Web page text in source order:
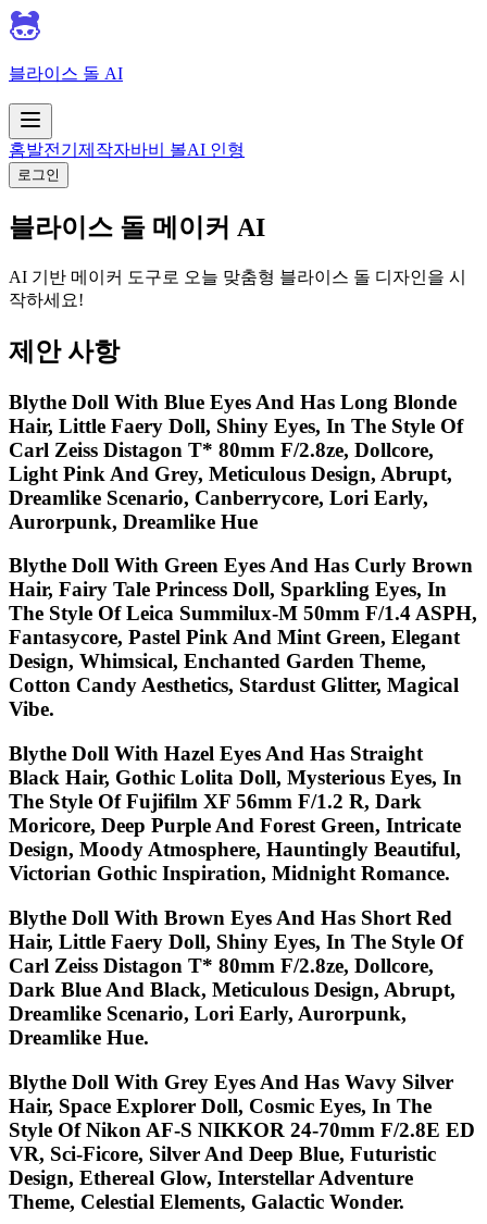
블라이스 돌 AI
홈발전기 제작자바비 볼AI 인형
로그인
블라이스 돌 메이커 AI
AI 기반 메이커 도구로 오늘 맞춤형 블라이스 돌 디자인을 시
작하세요!
제안 사항
Blythe Doll With Blue Eyes And Has Long Blonde
Hair, Little Faery Doll, Shiny Eyes, In The Style Of
Carl Zeiss Distagon T* 80mm F/2.8ze, Dollcore,
Light Pink And Grey, Meticulous Design, Abrupt,
Dreamlike Scenario, Canberrycore, Lori Early,
Aurorpunk, Dreamlike Hue
Blythe Doll With Green Eyes And Has Curly Brown
Hair, Fairy Tale Princess Doll, Sparkling Eyes, In
The Style Of Leica Summilux-M 50mm F/1.4 ASPH,
Fantasycore, Pastel Pink And Mint Green, Elegant
Design, Whimsical, Enchanted Garden Theme,
Cotton Candy Aesthetics, Stardust Glitter, Magical
Vibe.
Blythe Doll With Hazel Eyes And Has Straight
Black Hair, Gothic Lolita Doll, Mysterious Eyes, In
The Style Of Fujifilm XF 56mm F/1.2 R, Dark
Moricore, Deep Purple And Forest Green, Intricate
Design, Moody Atmosphere, Hauntingly Beautiful,
Victorian Gothic Inspiration, Midnight Romance.
Blythe Doll With Brown Eyes And Has Short Red
Hair, Little Faery Doll, Shiny Eyes, In The Style Of
Carl Zeiss Distagon T* 80mm F/2.8ze, Dollcore,
Dark Blue And Black, Meticulous Design, Abrupt,
Dreamlike Scenario, Lori Early, Aurorpunk,
Dreamlike Hue.
Blythe Doll With Grey Eyes And Has Wavy Silver
Hair, Space Explorer Doll, Cosmic Eyes, In The
Style Of Nikon AF-S NIKKOR 24-70mm F/2.8E ED
VR, Sci-Ficore, Silver And Deep Blue, Futuristic
Design, Ethereal Glow, Interstellar Adventure
Theme, Celestial Elements, Galactic Wonder.